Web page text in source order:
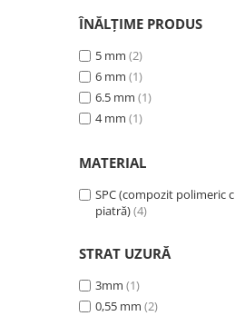
ÎNĂLȚIME PRODUS
5 mm (2)
6 mm (1)
6.5 mm (1)
4 mm (1)
MATERIAL
SPC (compozit polimeric
piatră)(4)
STRAT UZURĂ
3mm (1)
0,55 mm (2)